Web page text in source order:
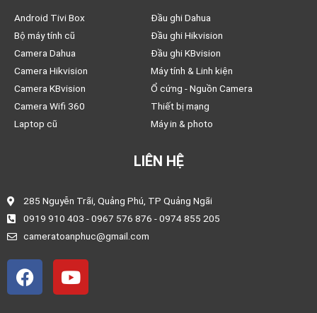
Android Tivi Box
Bộ máy tính cũ
Camera Dahua
Camera Hikvision
Camera KBvision
Camera Wifi 360
Laptop cũ
Đầu ghi Dahua
Đầu ghi Hikvision
Đầu ghi KBvision
Máy tính & Linh kiện
Ổ cứng - Nguồn Camera
Thiết bị mạng
Máy in & photo
LIÊN HỆ
285 Nguyễn Trãi, Quảng Phú, TP Quảng Ngãi
0919 910 403 - 0967 576 876 - 0974 855 205
cameratoanphuc@gmail.com
F
a
Y
o